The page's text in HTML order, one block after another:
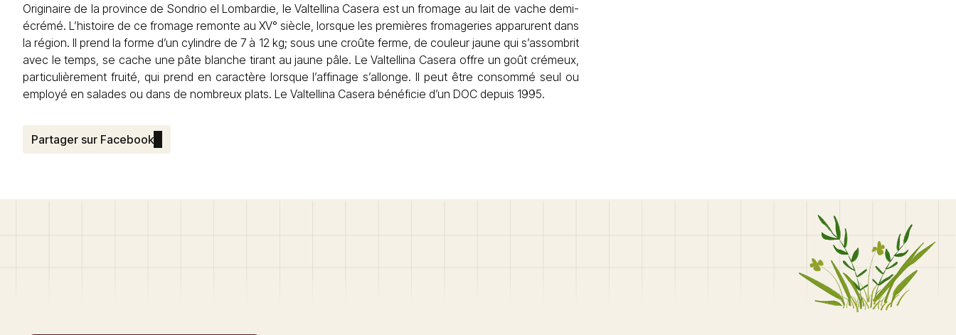
Originaire de la province de Sondrio el Lombardie, le Valtellina Casera est un fromage au lait de vache demi-
écrémé. L’histoire de ce fromage remonte au XV° siècle, lorsque les premières fromageries apparurent dans
la région. Il prend la forme d’un cylindre de 7 à 12 kg; sous une croûte ferme, de couleur jaune qui s’assombrit
avec le temps, se cache une pâte blanche tirant au jaune pâle. Le Valtellina Casera offre un goût crémeux,
particulièrement fruité, qui prend en caractère lorsque l’affinage s’allonge. Il peut être consommé seul ou
employé en salades ou dans de nombreux plats. Le Valtellina Casera bénéficie d’un DOC depuis 1995.
Partager sur Facebook